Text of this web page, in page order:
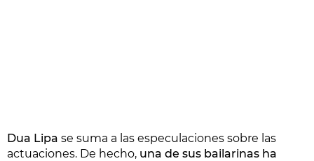
Dua Lipa se suma a las especulaciones sobre las
actuaciones. De hecho, una de sus bailarinas ha